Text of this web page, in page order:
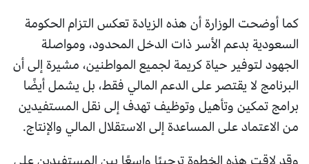
كما أوضحت الوزارة أن هذه الزيادة تعكس التزام الحكومة
السعودية بدعم الأسر ذات الدخل المحدود، ومواصلة
الجهود لتوفير حياة كريمة لجميع المواطنين، مشيرة إلى أن
البرنامج لا يقتصر على الدعم المالي فقط، بل يشمل أيضًا
برامج تمكين وتأهيل وتوظيف تهدف إلى نقل المستفيدين
من الاعتماد على المساعدة إلى الاستقلال المالي والإنتاج.